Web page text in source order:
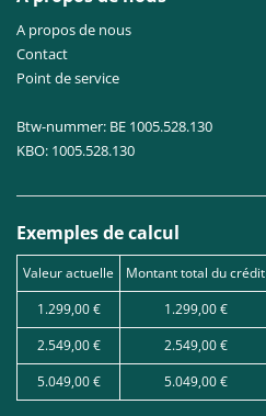
A propos de nous
Contact
Point de service
Btw-nummer: BE 1005.528.130
KBO: 1005.528.130
Exemples de calcul
Valeur actuelle Montant total du crédit
1.299,00 €
1.299,00 €
2.549,00 €
2.549,00 €
5.049,00 €
5.049,00 €